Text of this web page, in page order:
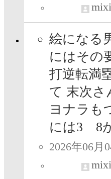
絵になる
にはその
打逆転満
て 末次さ
ヨナラも
には3 8
2026年06月